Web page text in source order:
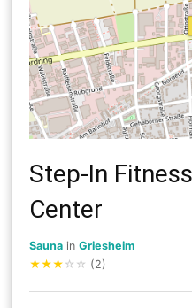
Step-In
Center
Sauna inGriesheim
★★★ ☆ ☆ (2)